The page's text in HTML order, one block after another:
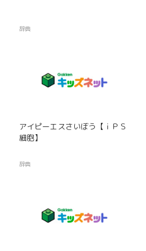
辞典
アイピーエスさいぼう【ｉＰＳ
細胞】
辞典